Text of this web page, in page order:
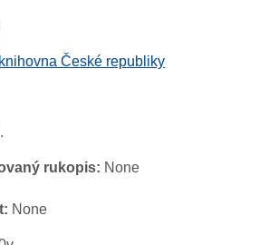
České republiky
rukopis: None
None